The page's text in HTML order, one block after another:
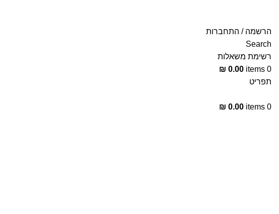
הרשמה / התחברות
Search
רשימת משאלות
0
items
₪ 0.00
תפריט
0
items
₪ 0.00